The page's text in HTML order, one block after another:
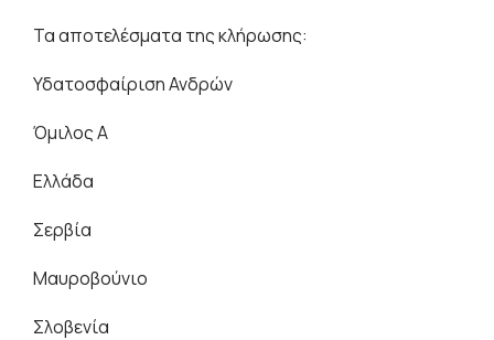
Τα αποτελέσματα της κλήρωσης:
Υδατοσφαίριση Ανδρών
Όμιλος Α
Ελλάδα
Σερβία
Μαυροβούνιο
Σλοβενία